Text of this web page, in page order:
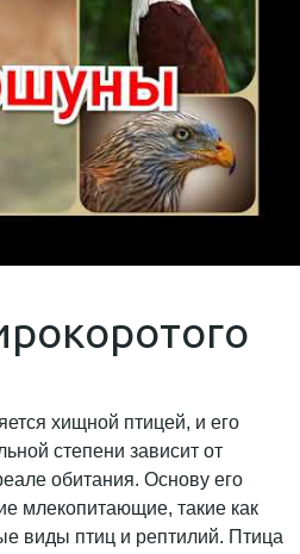
хищной птицей, и его
степени зависит от
обитания. Основу его
млекопитающие, такие как
виды птиц и рептилий. Птица